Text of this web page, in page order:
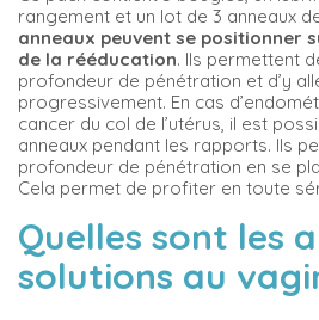
rangement et un lot de 3 anneaux
anneaux peuvent se positionner
de la rééducation. Ils permettent
profondeur de pénétration et d’y
progressivement. En cas
cancer du col de l’utérus, il est
anneaux pendant les rapports. Ils
profondeur de pénétration en se
Cela permet de profiter en toute
Quelles sont les
solutions au